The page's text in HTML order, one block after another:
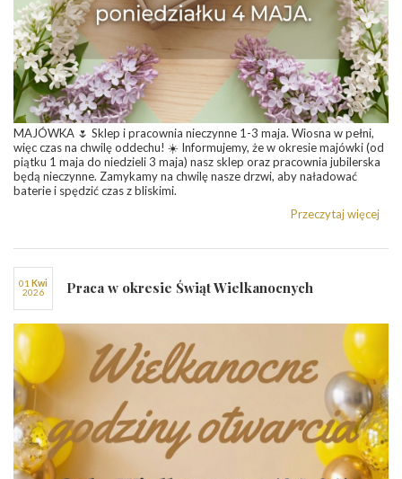
MAJÓWKA 🌷 Sklep i pracownia nieczynne 1-3 maja. Wiosna w pełni,
więc czas na chwilę oddechu! ☀️ Informujemy, że w okresie majówki (od
piątku 1 maja do niedzieli 3 maja) nasz sklep oraz pracownia jubilerska
będą nieczynne. Zamykamy na chwilę nasze drzwi, aby naładować
baterie i spędzić czas z bliskimi.
Przeczytaj więcej
01
kwi
2026
Praca w okresie Świąt Wielkanocnych